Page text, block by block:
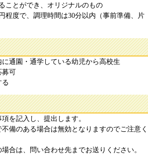
ことができ、オリジナルのもの
程度で、調理時間は30分以内（事前準備、片
通園・通学している幼児から高校生
募可
る
を記入し、提出します。
備のある場合は無効となりますのでご注意く
合は、問い合わせ先までお送りください。